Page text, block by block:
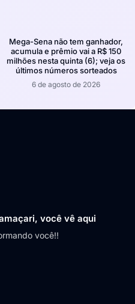
Mega-Sena não tem ganhador,
acumula e prêmio vai a R$ 150
milhões nesta quinta (6); veja os
últimos números sorteados
6 de agosto de 2026
você vê aqui
você!!